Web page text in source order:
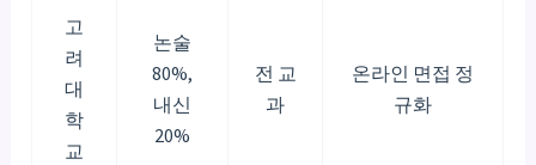
고
려
대
학
교
논술
80%,
내신
20%
전 교
과
온라인 면접 정
규화